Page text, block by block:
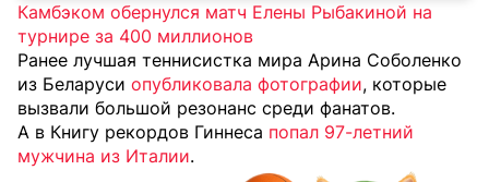
Камбэком обернулся матч Елены Рыбакиной на
турнире за 400 миллионов
Ранее лучшая теннисистка мира Арина Соболенко
из Беларуси опубликовала фотографии, которые
вызвали большой резонанс среди фанатов.
А в Книгу рекордов Гиннеса попал 97-летний
мужчина из Италии.